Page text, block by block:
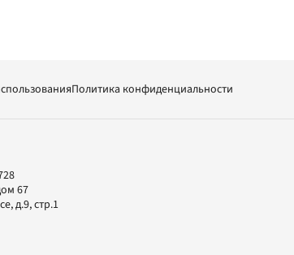
Политика конфиденциальности
67
д.9, стр.1